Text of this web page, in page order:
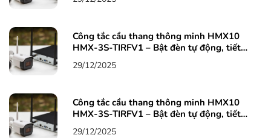
Công tắc cầu thang thông minh HMX10
HMX-3S-TIRFV1 – Bật đèn tự động, tiết
kiệm điện, an tâm mỗi bước chân 4
29/12/2025
Công tắc cầu thang thông minh HMX10
HMX-3S-TIRFV1 – Bật đèn tự động, tiết
kiệm điện, an tâm mỗi bước chân 3
29/12/2025